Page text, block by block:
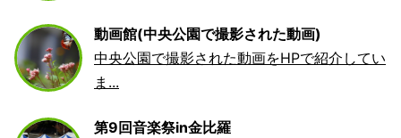
動画館(中央公園で撮影された動画)
中央公園で撮影された動画をHPで紹介してい
ま...
第9回音楽祭in金比羅